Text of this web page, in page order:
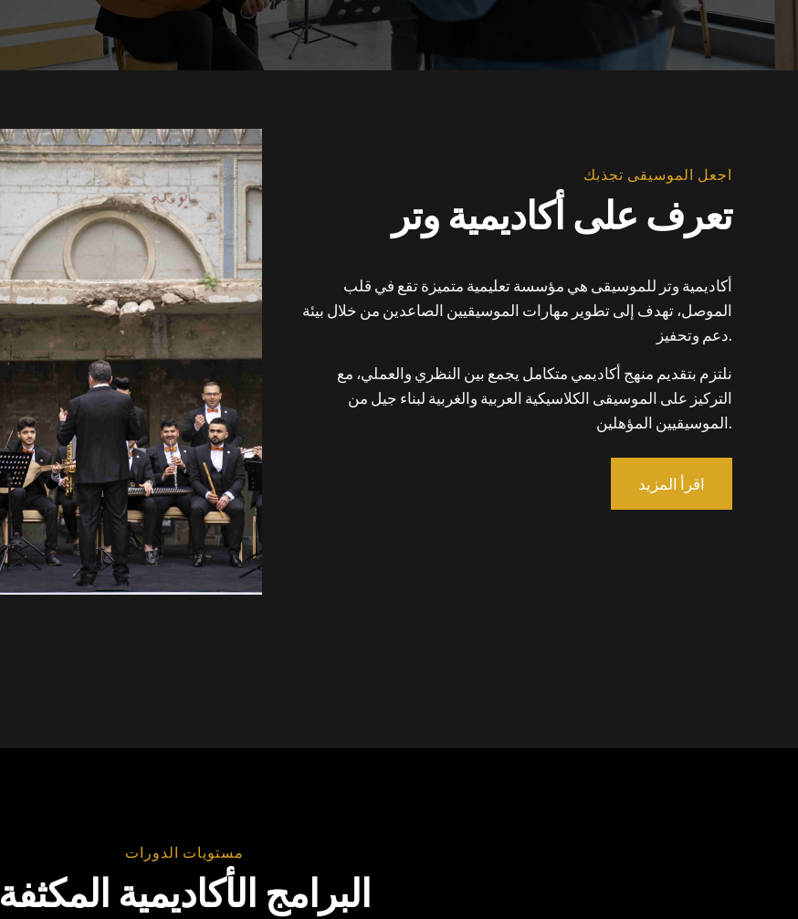
اجعل الموسيقى تجذبك
تعرف على أكاديمية وتر
أكاديمية وتر للموسيقى هي مؤسسة تعليمية متميزة تقع في قلب
الموصل، تهدف إلى تطوير مهارات الموسيقيين الصاعدين من خلال بيئة
دعم وتحفيز.
نلتزم بتقديم منهج أكاديمي متكامل يجمع بين النظري والعملي، مع
التركيز على الموسيقى الكلاسيكية العربية والغربية لبناء جيل من
الموسيقيين المؤهلين.
اقرأ المزيد
مستويات الدورات
البرامج الأكاديمية المكثفة